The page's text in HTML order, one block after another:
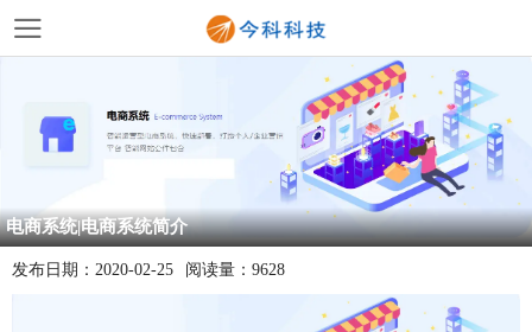
电商系统|电商系统简介
发布日期： 2020-02-25 阅读量： 9628